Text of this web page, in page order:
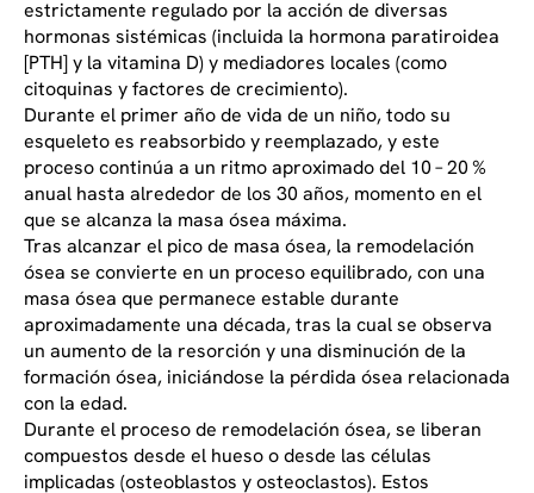
estrictamente regulado por la acción de diversas
hormonas sistémicas (incluida la hormona paratiroidea
[PTH] y la vitamina D) y mediadores locales (como
citoquinas y factores de crecimiento).
Durante el primer año de vida de un niño, todo su
esqueleto es reabsorbido y reemplazado, y este
proceso continúa a un ritmo aproximado del 10 – 20 %
anual hasta alrededor de los 30 años, momento en el
que se alcanza la masa ósea máxima.
Tras alcanzar el pico de masa ósea, la remodelación
ósea se convierte en un proceso equilibrado, con una
masa ósea que permanece estable durante
aproximadamente una década, tras la cual se observa
un aumento de la resorción y una disminución de la
formación ósea, iniciándose la pérdida ósea relacionada
con la edad.
Durante el proceso de remodelación ósea, se liberan
compuestos desde el hueso o desde las células
implicadas (osteoblastos y osteoclastos). Estos